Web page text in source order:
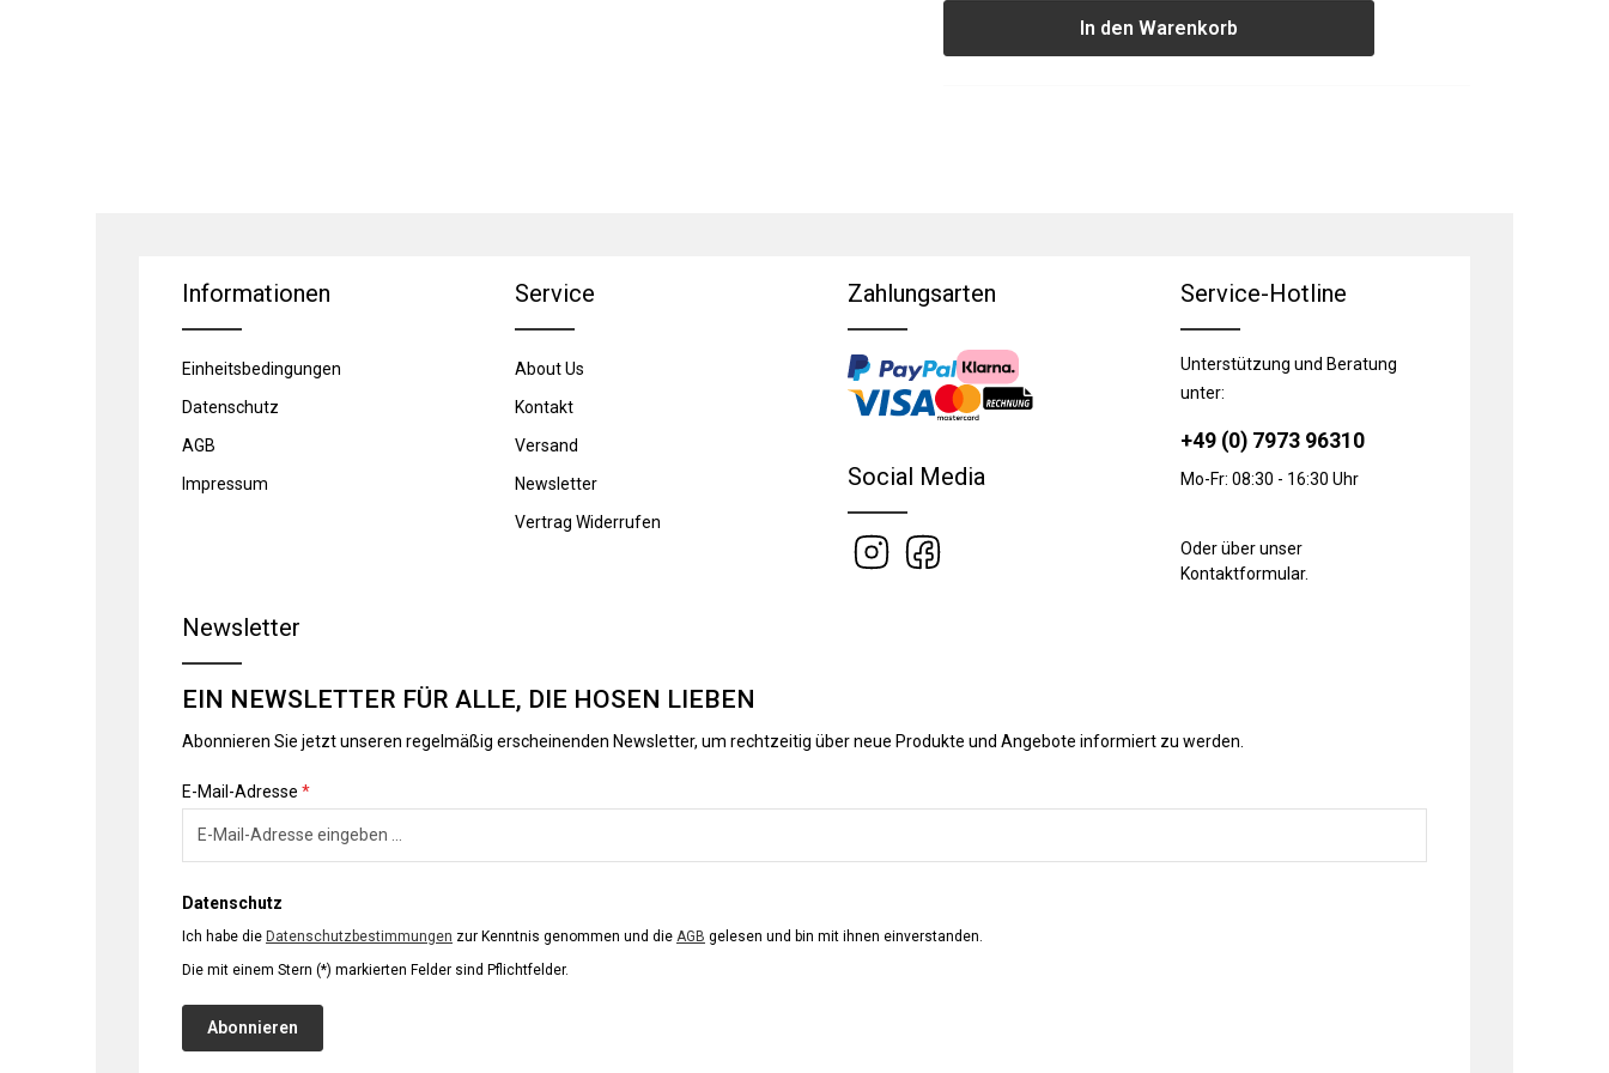
In den Warenkorb
Informationen
Einheitsbedingungen
Datenschutz
AGB
Impressum
Service
About Us
Kontakt
Versand
Newsletter
Vertrag Widerrufen
Zahlungsarten
Social Media
Service-Hotline
Unterstützung und Beratung
unter:
+49 (0) 7973 96310
Mo-Fr: 08:30 - 16:30 Uhr
Oder über unser
Kontaktformular.
Newsletter
EIN NEWSLETTER FÜR ALLE, DIE HOSEN LIEBEN
Abonnieren Sie jetzt unseren regelmäßig erscheinenden Newsletter, um rechtzeitig über neue Produkte und Angebote informiert zu werden.
E-Mail-Adresse *
Datenschutz
Ich habe die Datenschutzbestimmungen zur Kenntnis genommen und die AGB gelesen und bin mit ihnen einverstanden.
Die mit einem Stern (*) markierten Felder sind Pflichtfelder.
Abonnieren